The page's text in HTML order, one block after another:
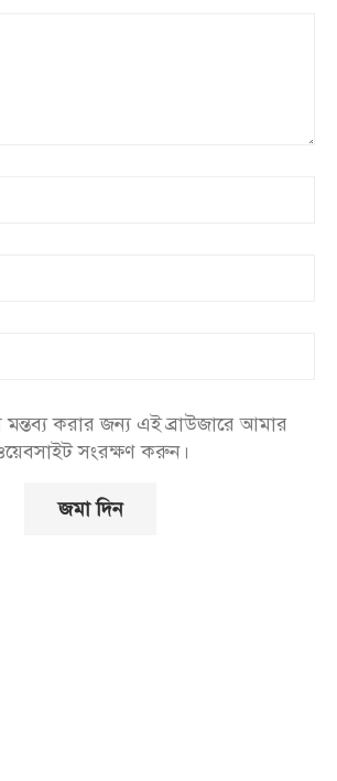
করার জন্য এই ব্রাউজারে আমার
সংরক্ষণ করুন।